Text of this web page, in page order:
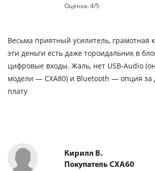
Оценка: 4/5
Весьма приятный усилитель, грамотная
эти деньги есть даже тороидальник в
цифровые входы. Жаль, нет USB-Audio
модели — CXA80) и Bluetooth — опция за
плату
Кирилл В.
Покупатель CXA60